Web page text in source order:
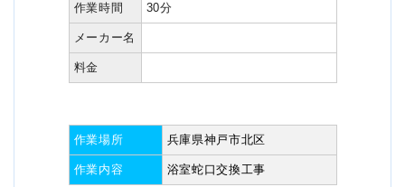
作業時間 30分
メーカー名
料金
作業場所 兵庫県神戸市北区
作業内容 浴室蛇口交換工事